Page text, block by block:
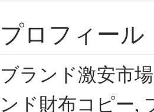
プロフィール
ブランド激安市
ンド財布コピー,